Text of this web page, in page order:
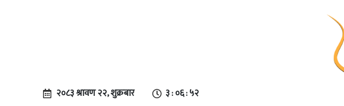
२०८३ श्रावण २२, शुक्रबार ३ : ०६ : ५३